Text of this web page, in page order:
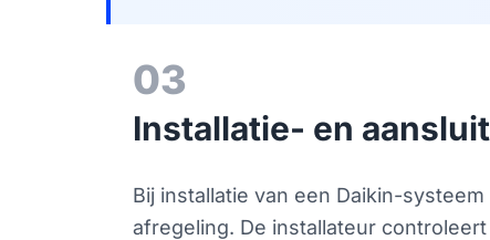
03
Installatie- en
Bij installatie van een Daikin-
afregeling. De installateur